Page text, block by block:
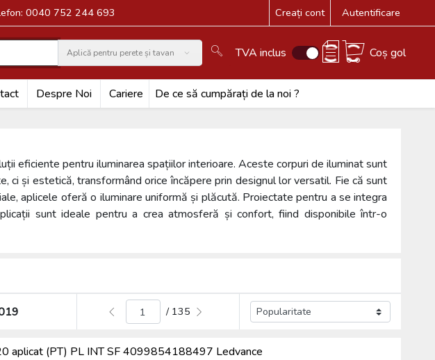
0040 752 244 693 Creați cont Autentificare
Aplică pentru perete și tavan
Search TVA inclus Coș gol
Despre Noi Cariere De ce să cumpărați de la noi ?
eficiente pentru iluminarea spațiilor interioare. Aceste corpuri de iluminat sunt
ci și estetică, transformând orice încăpere prin designul lor versatil. Fie că sunt
aplicele oferă o iluminare uniformă și plăcută. Proiectate pentru a se integra
sunt ideale pentru a crea atmosferă și confort, fiind disponibile într-o
/ 135
(PT) PL INT SF 4099854188497 Ledvance